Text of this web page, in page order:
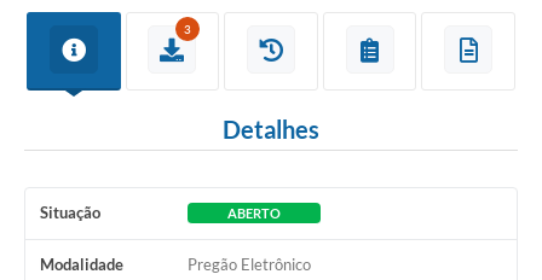
Coleta seletiva - Informações
Eventos
Galeria de Fotos
3
Detalhes
Situação ABERTO
Modalidade Pregão Eletrônico